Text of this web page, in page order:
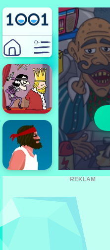
REKLAM